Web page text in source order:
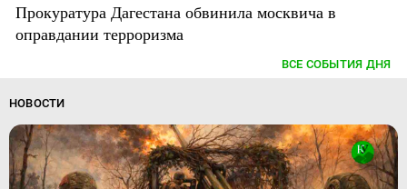
Прокуратура Дагестана обвинила москвича в
оправдании терроризма
ВСЕ СОБЫТИЯ ДНЯ
НОВОСТИ